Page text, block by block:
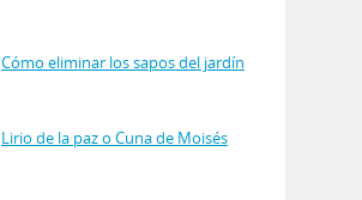
Cómo eliminar los sapos del jardín
Lirio de la paz o Cuna de Moisés